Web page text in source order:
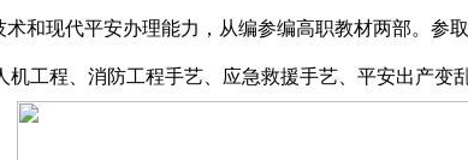
和现代平安办理能力，从编参编高职教材两部。参
工程、消防工程手艺、应急救援手艺、平安出产变